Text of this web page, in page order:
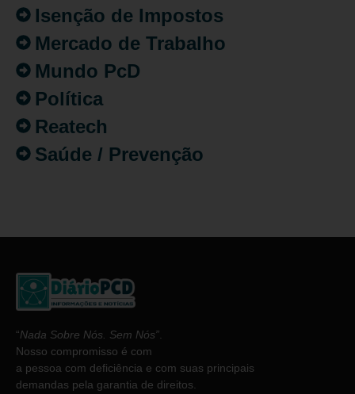
Isenção de Impostos
Mercado de Trabalho
Mundo PcD
Política
Reatech
Saúde / Prevenção
“Nada Sobre Nós. Sem Nós”.
Nosso compromisso é com
a pessoa com deficiência e com suas principais
demandas pela garantia de direitos.